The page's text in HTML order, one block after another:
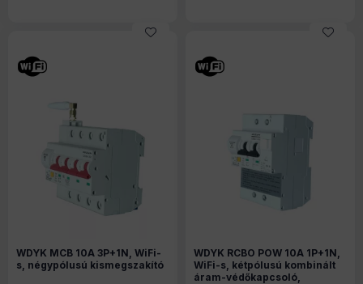
WDYK MCB 10A 3P+1N, WiFi-
s, négypólusú kismegszakító
WDYK RCBO POW 10A 1P+1N,
WiFi-s, kétpólusú kombinált
áram-védőkapcsoló,